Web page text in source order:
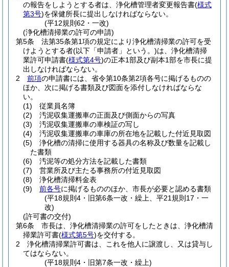
の報告をしようとする者は、浄化槽管理者変更報告書(様式
第3号)を保健所長に提出しなければならない。
(平12規則62・一改)
(浄化槽清掃業の許可の申請)
第5条
法第35条第1項の規定により浄化槽清掃業の許可を受
けようとする者(以下「申請者」という。)は、浄化槽清掃
業許可申請書(様式第4号)の正本1部及び副本1部を市長に提
出しなければならない。
2
前項の申請書には、省令第10条第2項各号に掲げるものの
ほか、次に掲げる書類及び図面を添付しなければならな
い。
(1)
従業員名簿
(2)
汚泥収集運搬車の正面及び側面からの写真
(3)
汚泥収集運搬車の車検証の写し
(4)
汚泥収集運搬車の車庫の所在地を記載した付近見取図
(5)
浄化槽の清掃に使用する器具の名称及び数量を記載し
た書類
(6)
汚泥等の処分方法を記載した書類
(7)
営業所及び主たる事務所の付近見取図
(8)
浄化槽清掃料金表
(9)
前各号に掲げるもののほか、市長が必要と認める書類
(平18規則4・旧第6条一改・繰上、平21規則17・一
改)
(許可書の交付)
第6条
市長は、浄化槽清掃業の許可をしたときは、浄化槽清
掃業許可書(様式第5号)を交付する。
2
浄化槽清掃業許可書は、これを他人に譲渡し、又は貸与し
てはならない。
(平18規則4・旧第7条一改・繰上)